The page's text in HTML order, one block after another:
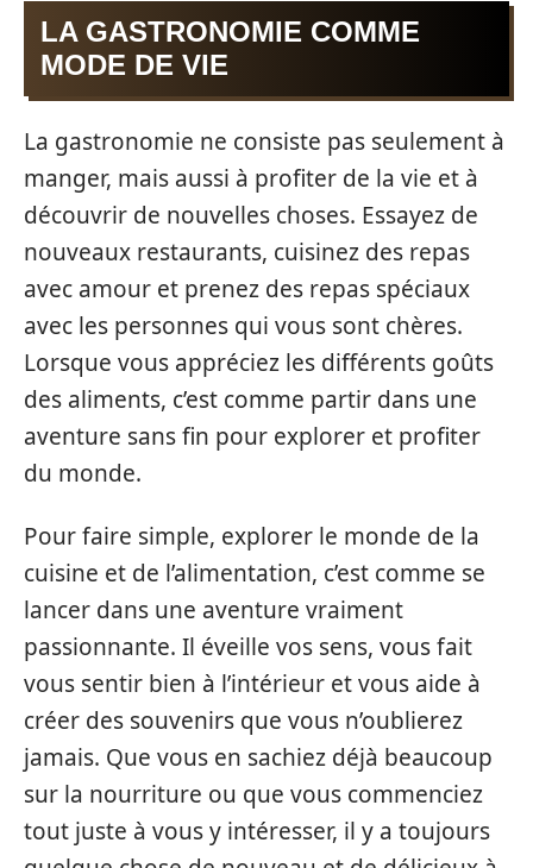
LA GASTRONOMIE COMME
MODE DE VIE
La gastronomie ne consiste pas seulement à
manger, mais aussi à profiter de la vie et à
découvrir de nouvelles choses. Essayez de
nouveaux restaurants, cuisinez des repas
avec amour et prenez des repas spéciaux
avec les personnes qui vous sont chères.
Lorsque vous appréciez les différents goûts
des aliments, c’est comme partir dans une
aventure sans fin pour explorer et profiter
du monde.
Pour faire simple, explorer le monde de la
cuisine et de l’alimentation, c’est comme se
lancer dans une aventure vraiment
passionnante. Il éveille vos sens, vous fait
vous sentir bien à l’intérieur et vous aide à
créer des souvenirs que vous n’oublierez
jamais. Que vous en sachiez déjà beaucoup
sur la nourriture ou que vous commenciez
tout juste à vous y intéresser, il y a toujours